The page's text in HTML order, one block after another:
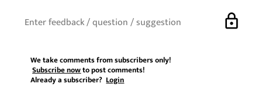
lock
We take comments from subscribers only!
Subscribe nowto post comments!
Already a subscriber?Login